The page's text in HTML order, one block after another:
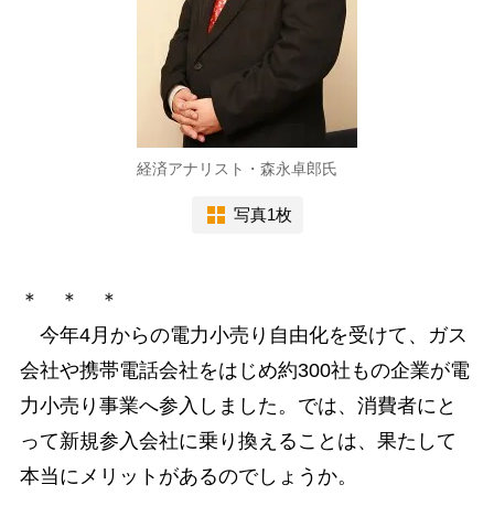
経済アナリスト・森永卓郎氏
写真1枚
＊ ＊ ＊
今年4月からの電力小売り自由化を受けて、ガス
会社や携帯電話会社をはじめ約300社もの企業が電
力小売り事業へ参入しました。では、消費者にと
って新規参入会社に乗り換えることは、果たして
本当にメリットがあるのでしょうか。